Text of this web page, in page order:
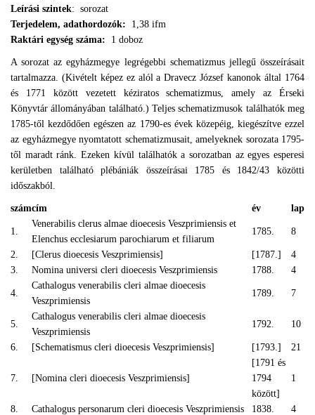
Leírási szintek: sorozat
Terjedelem, adathordozók: 1,38 ifm
Raktári egység száma: 1 doboz
A sorozat az egyházmegye legrégebbi schematizmus jellegű összeírásait
tartalmazza. (Kivételt képez ez alól a Dravecz József kanonok által 1764
és 1771 között vezetett kéziratos schematizmus, amely az Érseki
Könyvtár állományában található.) Teljes schematizmusok találhatók meg
1785-től kezdődően egészen az 1790-es évek közepéig, kiegészítve ezzel
az egyházmegye nyomtatott schematizmusait, amelyeknek sorozata 1795-
től maradt ránk. Ezeken kívül találhatók a sorozatban az egyes esperesi
kerületben található plébániák összeírásai 1785 és 1842/43 közötti
időszakból.
számcím év lap
1.
Venerabilis clerus almae dioecesis Veszprimiensis et
Elenchus ecclesiarum parochiarum et filiarum
1785. 8
2. [Clerus dioecesis Veszprimiensis] [1787.]
4
3.
Nomina universi cleri dioecesis Veszprimiensis 1788. 4
4.
Cathalogus venerabilis cleri almae dioecesis
Veszprimiensis
1789. 7
5.
Cathalogus venerabilis cleri almae dioecesis
Veszprimiensis
1792. 10
6. [Schematismus cleri dioecesis Veszprimiensis] [1793.] 21
7. [Nomina cleri dioecesis Veszprimiensis]
[1791 és
1794
között]
1
8. Cathalogus personarum cleri dioecesis Veszprimiensis 1838.
4